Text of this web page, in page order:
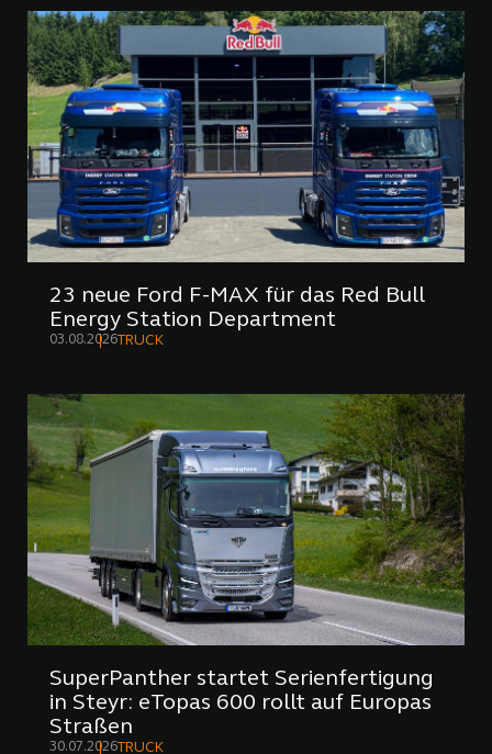
23 neue Ford F-MAX für das Red Bull
Energy Station Department
03.08.2026 TRUCK
SuperPanther startet Serienfertigung
in Steyr: eTopas 600 rollt auf Europas
Straßen
30.07.2026TRUCK